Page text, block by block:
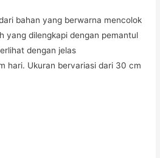
bahan yang berwarna mencolok
yang dilengkapi dengan pemantul
dengan jelas
hari. Ukuran bervariasi dari 30 cm